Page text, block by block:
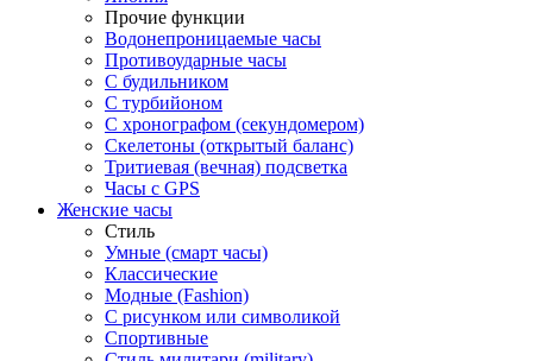
Прочие функции
Водонепроницаемые часы
Противоударные часы
С будильником
С турбийоном
С хронографом (секундомером)
Скелетоны (открытый баланс)
Тритиевая (вечная) подсветка
Часы с GPS
Женские часы
Стиль
Умные (смарт часы)
Классические
Модные (Fashion)
С рисунком или символикой
Спортивные